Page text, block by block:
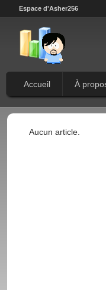
Espace d'Asher256
Accueil À
Aucun article.